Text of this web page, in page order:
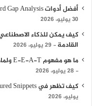
أفضل أدوات Keyword Gap Analysis لاكتشاف فرص كلمات منافسيك
30 يوليو، 2026
كيف يمكن للذكاء
القادمة
29 يوليو، 2026
ما هو مفهوم E-E-A-T ولماذا أصبح مهمًا في تحديثات جوجل الحديثة؟
28 يوليو، 2026
كيف تظهر في Featured Snippets وتحتل المركز صفر في جوجل
يوليو، 2026